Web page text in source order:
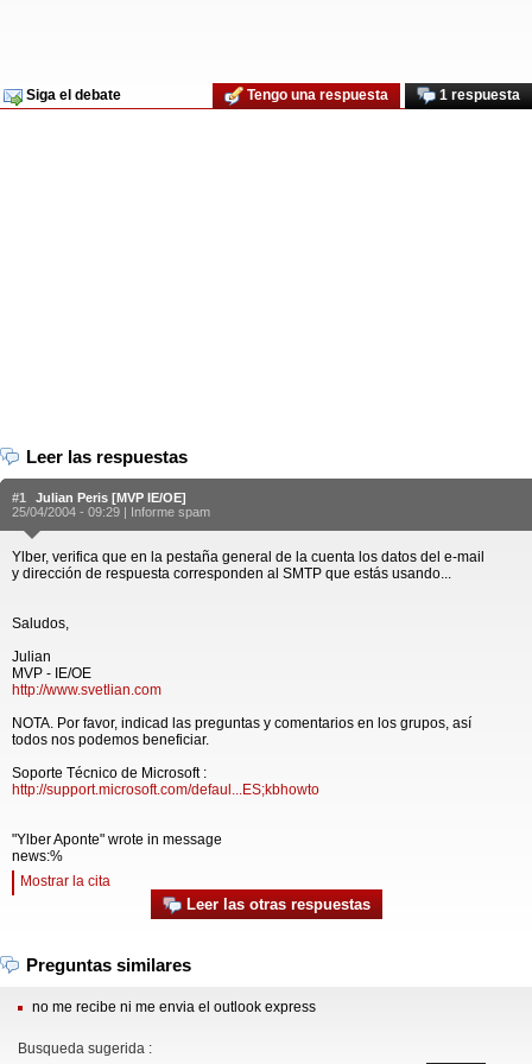
Siga el debate 1 respuesta
Tengo una respuesta
Leer las respuestas
#1
Julian Peris [MVP IE/OE]
25/04/2004 - 09:29 | Informe spam
Ylber, verifica que en la pestaña general de la cuenta los datos del e-mail
y dirección de respuesta corresponden al SMTP que estás usando...
Saludos,
Julian
MVP - IE/OE
http://www.svetlian.com
NOTA. Por favor, indicad las preguntas y comentarios en los grupos, así
todos nos podemos beneficiar.
Soporte Técnico de Microsoft :
http://support.microsoft.com/defaul...ES;kbhowto
"Ylber Aponte" wrote in message
news:%
Mostrar la cita
Leer las otras respuestas
Preguntas similares
no me recibe ni me envia el outlook express
Busqueda sugerida :